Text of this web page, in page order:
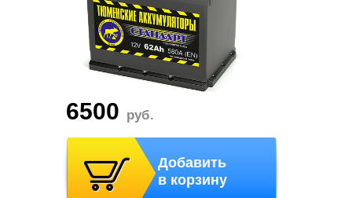
6500 руб.
Добавить
в корзину